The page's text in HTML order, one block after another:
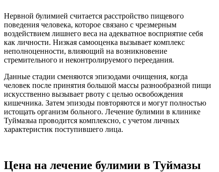
Нервной булимией считается расстройство пищевого
поведения человека, которое связано с чрезмерным
воздействием лишнего веса на адекватное восприятие себя
как личности. Низкая самооценка вызывает комплекс
неполноценности, влияющий на возникновение
стремительного и неконтролируемого переедания.
Данные стадии сменяются эпизодами очищения, когда
человек после принятия большой массы разнообразной пищи
искусственно вызывает рвоту с целью освобождения
кишечника. Затем эпизоды повторяются и могут полностью
истощать организм больного. Лечение булимии в клинике
Туймазыа проводится комплексно, с учетом личных
характеристик поступившего лица.
Цена на лечение булимии в Туймазы